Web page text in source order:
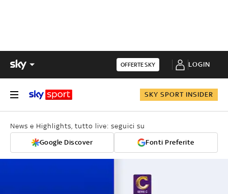
OFFERTE SKY LOGIN
SKY SPORT INSIDER
News e Highlights, tutto live: seguici su
Google Discover Fonti Preferite